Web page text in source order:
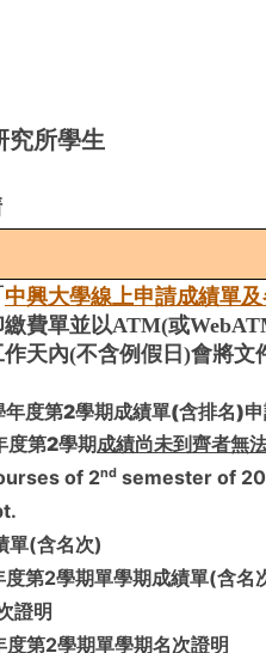
究所學生
中興大學線上申請成績單
費單並以ATM(或
天內(不含例假日)會將文
年度第2學期成績單(含排名)
度第2學期成績尚未到齊者無
of 2nd semester of
單(含名次)
度第2學期單學期成績單(含名
證明
第2學期單學期名次證明